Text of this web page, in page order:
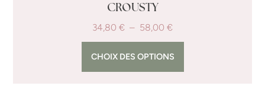
CROUSTY
34,80 € – 58,00 €
CHOIX DES OPTIONS